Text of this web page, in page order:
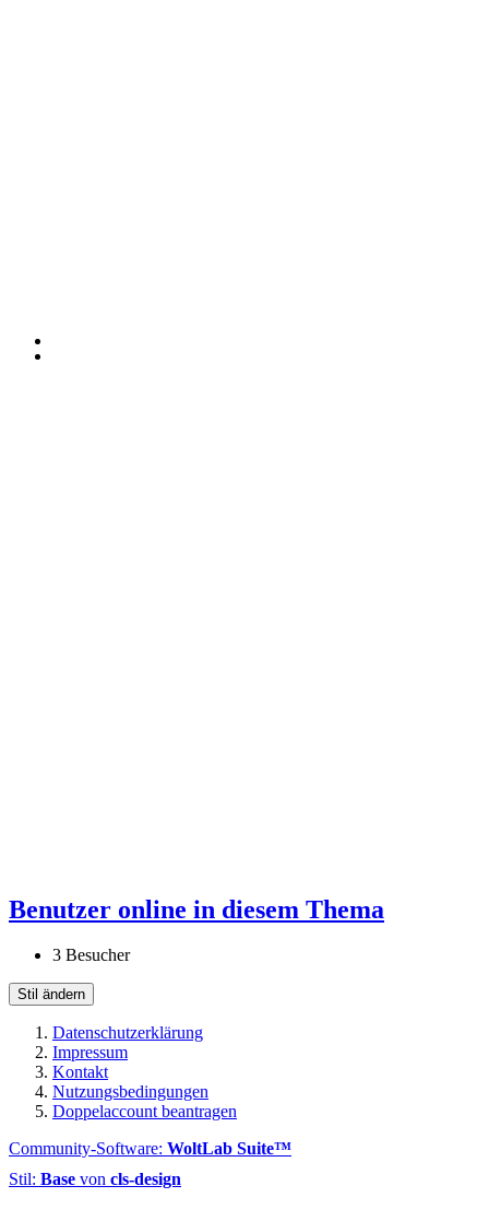
Benutzer online in diesem Thema
3 Besucher
Stil ändern
Datenschutzerklärung
Impressum
Kontakt
Nutzungsbedingungen
Doppelaccount beantragen
Community-Software: WoltLab Suite™
Stil: Base von cls-design